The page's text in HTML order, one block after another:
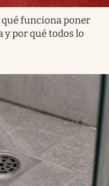
qué funciona poner
y por qué todos lo